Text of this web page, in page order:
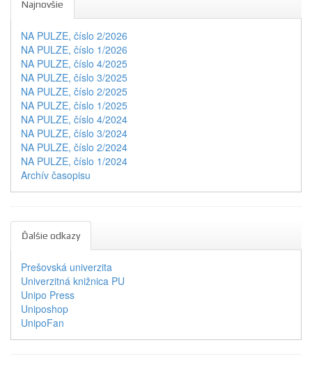
Najnovšie
NA PULZE, číslo 2/2026
NA PULZE, číslo 1/2026
NA PULZE, číslo 4/2025
NA PULZE, číslo 3/2025
NA PULZE, číslo 2/2025
NA PULZE, číslo 1/2025
NA PULZE, číslo 4/2024
NA PULZE, číslo 3/2024
NA PULZE, číslo 2/2024
NA PULZE, číslo 1/2024
Archív časopisu
Ďalšie odkazy
Prešovská univerzita
Univerzitná knižnica PU
Unipo Press
Uniposhop
UnipoFan